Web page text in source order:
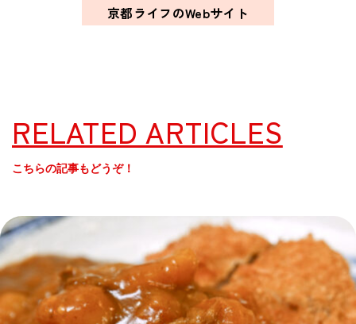
京都ライフのWebサイト
RELATED ARTICLES
こちらの記事もどうぞ！